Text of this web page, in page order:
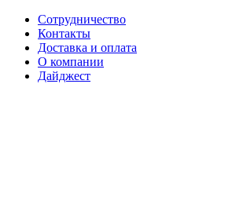
Сотрудничество
Контакты
Доставка и оплата
О компании
Дайджест